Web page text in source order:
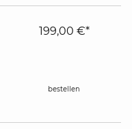
199,00 €*
bestellen